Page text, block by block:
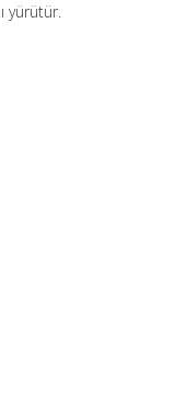
yürütür.